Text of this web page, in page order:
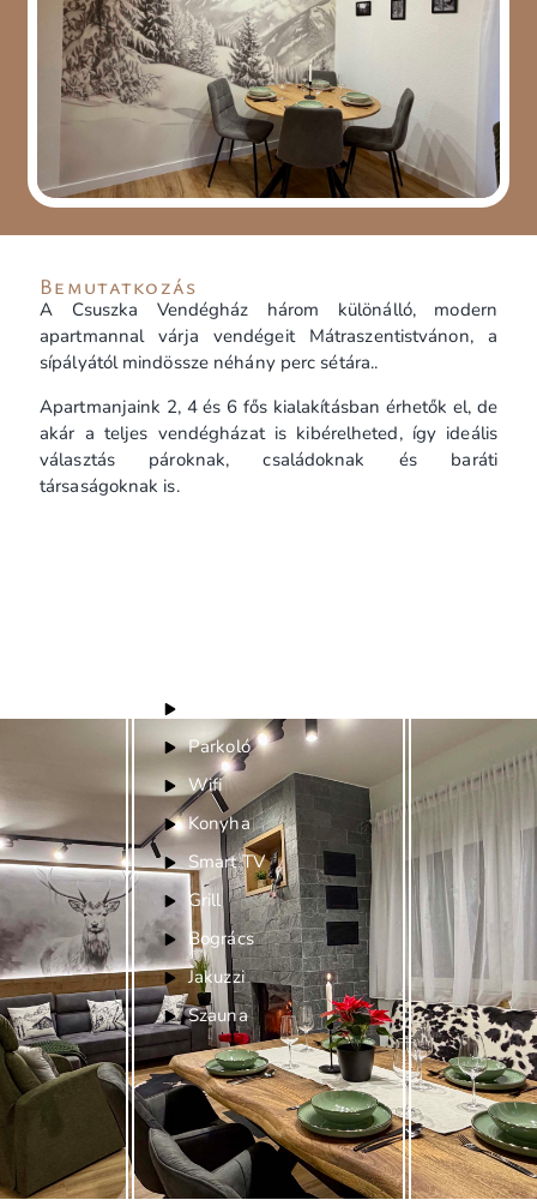
Bemutatkozás
A Csuszka Vendégház három különálló, modern
apartmannal várja vendégeit Mátraszentistvánon, a
sípályától mindössze néhány perc sétára..
Apartmanjaink 2, 4 és 6 fős kialakításban érhetők el, de
akár a teljes vendégházat is kibérelheted, így ideális
választás pároknak, családoknak és baráti
társaságoknak is.
Parkoló
Wifi
Konyha
Smart TV
Grill
Bogrács
Jakuzzi
Szauna